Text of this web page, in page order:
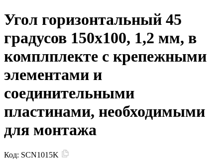
Угол горизонтальный 45
градусов 150x100, 1,2 мм, в
комплплекте с крепежными
элементами и
соединительными
пластинами, необходимыми
для монтажа
Код: SCN1015K